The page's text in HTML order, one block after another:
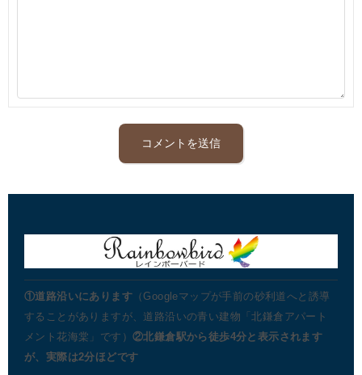
①道路沿いにあります （Googleマップが手前の砂利道へと誘導
することがありますが、道路沿いの青い建物「北鎌倉アパート
メント花海棠」です） ②北鎌倉駅から徒歩4分と表示されます
が、実際は2分ほどです